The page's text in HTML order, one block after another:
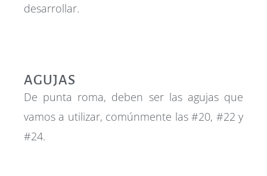
desarrollar.
AGUJAS
De punta roma, deben ser las agujas que
vamos a utilizar, comúnmente las #20, #22 y
#24.